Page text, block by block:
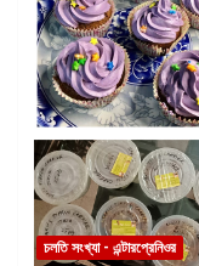
চলতি সংখ্যা - এন্টারপ্রেনিওর